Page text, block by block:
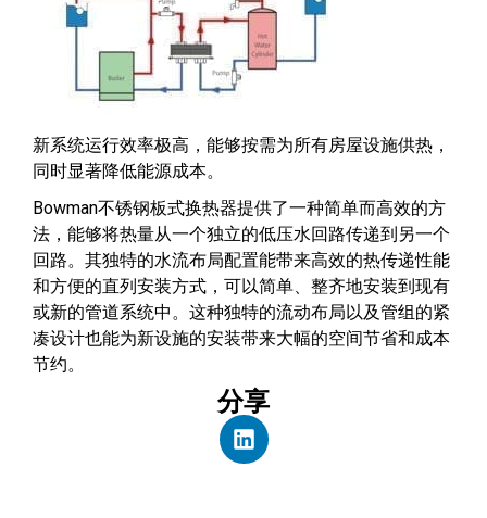
新系统运行效率极高，能够按需为所有房屋设施供热，
同时显著降低能源成本。
Bowman不锈钢板式换热器提供了一种简单而高效的方
法，能够将热量从一个独立的低压水回路传递到另一个
回路。其独特的水流布局配置能带来高效的热传递性能
和方便的直列安装方式，可以简单、整齐地安装到现有
或新的管道系统中。这种独特的流动布局以及管组的紧
凑设计也能为新设施的安装带来大幅的空间节省和成本
节约。
分享